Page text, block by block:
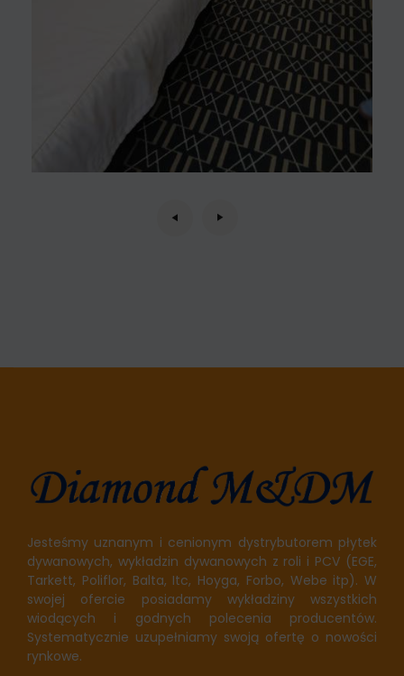
Jesteśmy uznanym i cenionym dystrybutorem płytek
dywanowych, wykładzin dywanowych z roli i PCV (EGE,
Tarkett, Poliflor, Balta, Itc, Hoyga, Forbo, Webe itp). W
swojej ofercie posiadamy wykładziny wszystkich
wiodących i godnych polecenia producentów.
Systematycznie uzupełniamy swoją ofertę o nowości
rynkowe.